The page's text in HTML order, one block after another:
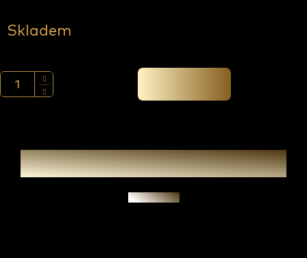
cena:
Skladem
Zeptat se